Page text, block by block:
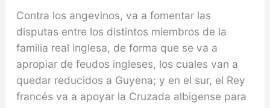
Contra los angevinos, va a fomentar las
disputas en­tre los distintos miembros de la
familia real inglesa, de forma que se va a
apropiar de feudos ingleses, los cuales van a
quedar reducidos a Guyena; y en el sur, el Rey
francés va a apoyar la Cruzada albigense para